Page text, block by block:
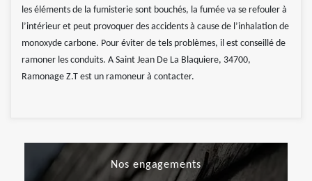
les éléments de la fumisterie sont bouchés, la fumée va se refouler à
l’intérieur et peut provoquer des accidents à cause de l’inhalation de
monoxyde carbone. Pour éviter de tels problèmes, il est conseillé de
ramoner les conduits. A Saint Jean De La Blaquiere, 34700,
Ramonage Z.T est un ramoneur à contacter.
Nos engagements